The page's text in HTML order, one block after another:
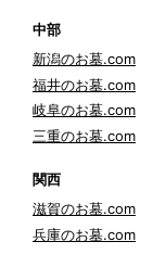
中部
新潟のお墓.com
福井のお墓.com
岐阜のお墓.com
三重のお墓.com
関西
滋賀のお墓.com
兵庫のお墓.com